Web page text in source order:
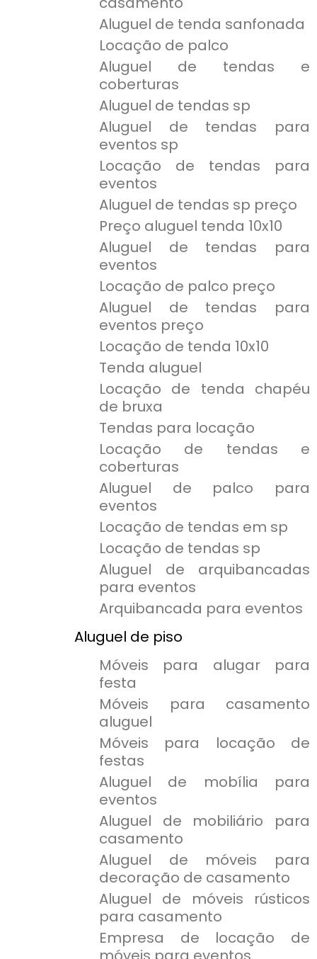
Aluguel de tenda sanfonada
Locação de palco
Aluguel de tendas e
coberturas
Aluguel de tendas sp
Aluguel de tendas para
eventos sp
Locação de tendas para
eventos
Aluguel de tendas sp preço
Preço aluguel tenda 10x10
Aluguel de tendas para
eventos
Locação de palco preço
Aluguel de tendas para
eventos preço
Locação de tenda 10x10
Tenda aluguel
Locação de tenda chapéu
de bruxa
Tendas para locação
Locação de tendas e
coberturas
Aluguel de palco para
eventos
Locação de tendas em sp
Locação de tendas sp
Aluguel de arquibancadas
para eventos
Arquibancada para eventos
Aluguel de piso
Móveis para alugar para
festa
Móveis para casamento
aluguel
Móveis para locação de
festas
Aluguel de mobília para
eventos
Aluguel de mobiliário para
casamento
Aluguel de móveis para
decoração de casamento
Aluguel de móveis rústicos
para casamento
Empresa de locação de